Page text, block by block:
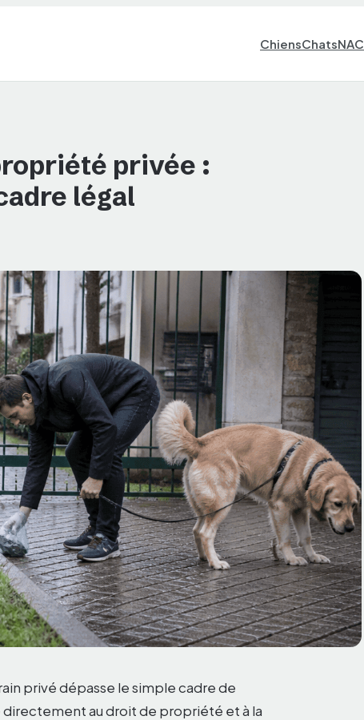
ChiensChatsNAC
privée :
légal
privé dépasse le simple cadre de
au droit de propriété et à la